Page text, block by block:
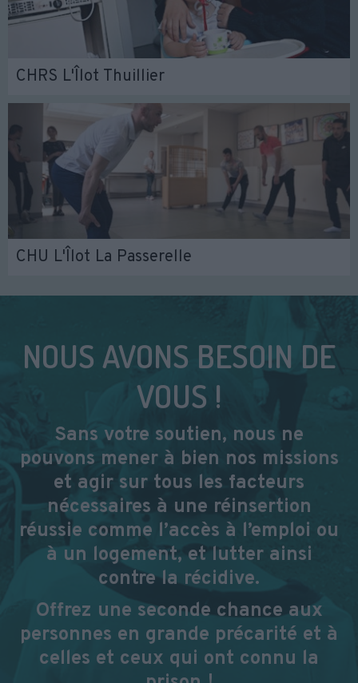
CHRS L'Îlot Thuillier
CHU L'Îlot La Passerelle
NOUS AVONS BESOIN DE
VOUS !
Sans votre soutien, nous ne
pouvons mener à bien nos missions
et agir sur tous les facteurs
nécessaires à une réinsertion
réussie comme l’accès à l’emploi ou
à un logement, et lutter ainsi
contre la récidive.
Offrez une seconde chance aux
personnes en grande précarité et à
celles et ceux qui ont connu la